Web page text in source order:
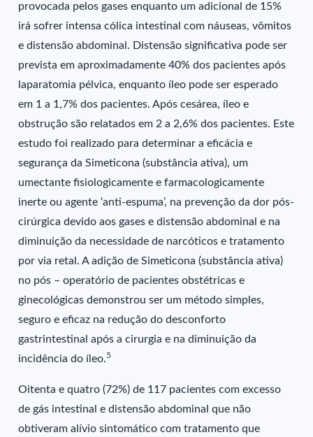
provocada pelos gases enquanto um adicional de 15%
irá sofrer intensa cólica intestinal com náuseas, vômitos
e distensão abdominal. Distensão significativa pode ser
prevista em aproximadamente 40% dos pacientes após
laparatomia pélvica, enquanto íleo pode ser esperado
em 1 a 1,7% dos pacientes. Após cesárea, íleo e
obstrução são relatados em 2 a 2,6% dos pacientes. Este
estudo foi realizado para determinar a eficácia e
segurança da Simeticona (substância ativa), um
umectante fisiologicamente e farmacologicamente
inerte ou agente ‘anti-espuma’, na prevenção da dor pós-
cirúrgica devido aos gases e distensão abdominal e na
diminuição da necessidade de narcóticos e tratamento
por via retal. A adição de Simeticona (substância ativa)
no pós – operatório de pacientes obstétricas e
ginecológicas demonstrou ser um método simples,
seguro e eficaz na redução do desconforto
gastrintestinal após a cirurgia e na diminuição da
incidência do íleo.5
Oitenta e quatro (72%) de 117 pacientes com excesso
de gás intestinal e distensão abdominal que não
obtiveram alívio sintomático com tratamento que